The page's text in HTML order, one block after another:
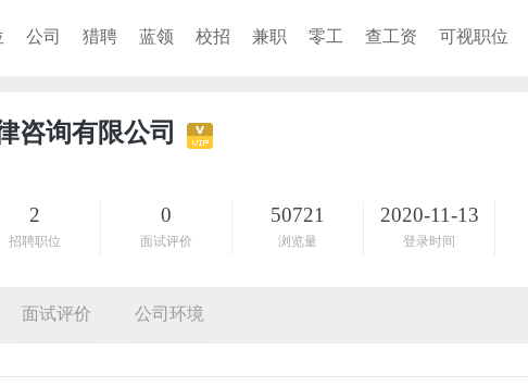
公司 猎聘 蓝领 校招 兼职 零工 查工资 可视职位
咨询有限公司
2
招聘职位
0
面试评价
50721
浏览量
2020-11-13
登录时间
面试评价 公司环境